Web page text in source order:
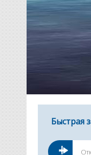
Быстрая